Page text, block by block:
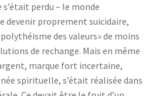
perdu – le monde
devenir proprement suicidaire,
des valeurs» de moins
de rechange. Mais en même
marque fort incertaine,
spirituelle, s’était réalisée dans